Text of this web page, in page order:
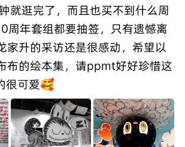
就逛完了，而且也买不到什么周
周年套组都要抽签，只有遗憾离
家升的采访还是很感动，希望以
布的绘本集，请ppmt好好珍惜这
很可爱🥰